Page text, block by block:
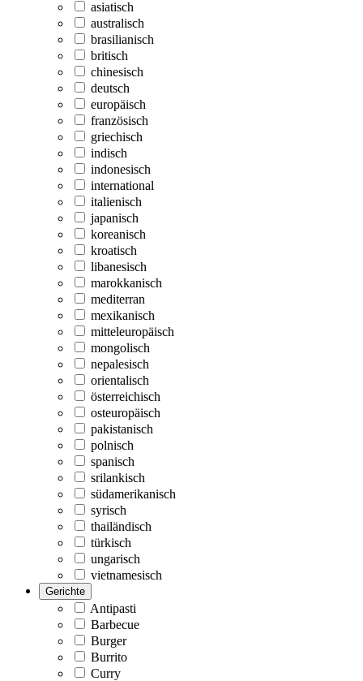
asiatisch
australisch
brasilianisch
britisch
chinesisch
deutsch
europäisch
französisch
griechisch
indisch
indonesisch
international
italienisch
japanisch
koreanisch
kroatisch
libanesisch
marokkanisch
mediterran
mexikanisch
mitteleuropäisch
mongolisch
nepalesisch
orientalisch
österreichisch
osteuropäisch
pakistanisch
polnisch
spanisch
srilankisch
südamerikanisch
syrisch
thailändisch
türkisch
ungarisch
vietnamesisch
Gerichte
Antipasti
Barbecue
Burger
Burrito
Curry